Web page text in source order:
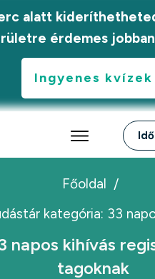
alatt
érdemes
Ingyenes kvízek
Főoldal /
napos kihívás
tagoknak